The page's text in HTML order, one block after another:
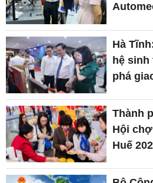
Hà
hệ sinh
phá
Thành
Hội
Huế